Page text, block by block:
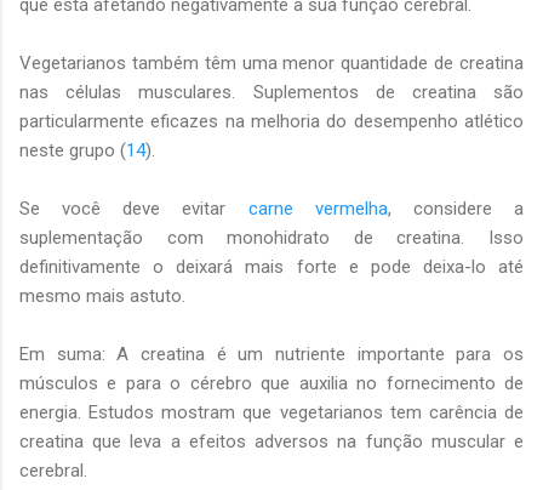
Vegetarianos também têm uma menor quantidade de creatina
nas células musculares. Suplementos de creatina são
particularmente eficazes na melhoria do desempenho atlético
neste grupo (14).
Se você deve evitar carne vermelha, considere a
suplementação com monohidrato de creatina. Isso
definitivamente o deixará mais forte e pode deixa-lo até
mesmo mais astuto.
Em suma: A creatina é um nutriente importante para os
músculos e para o cérebro que auxilia no fornecimento de
energia. Estudos mostram que vegetarianos tem carência de
creatina que leva a efeitos adversos na função muscular e
cerebral.